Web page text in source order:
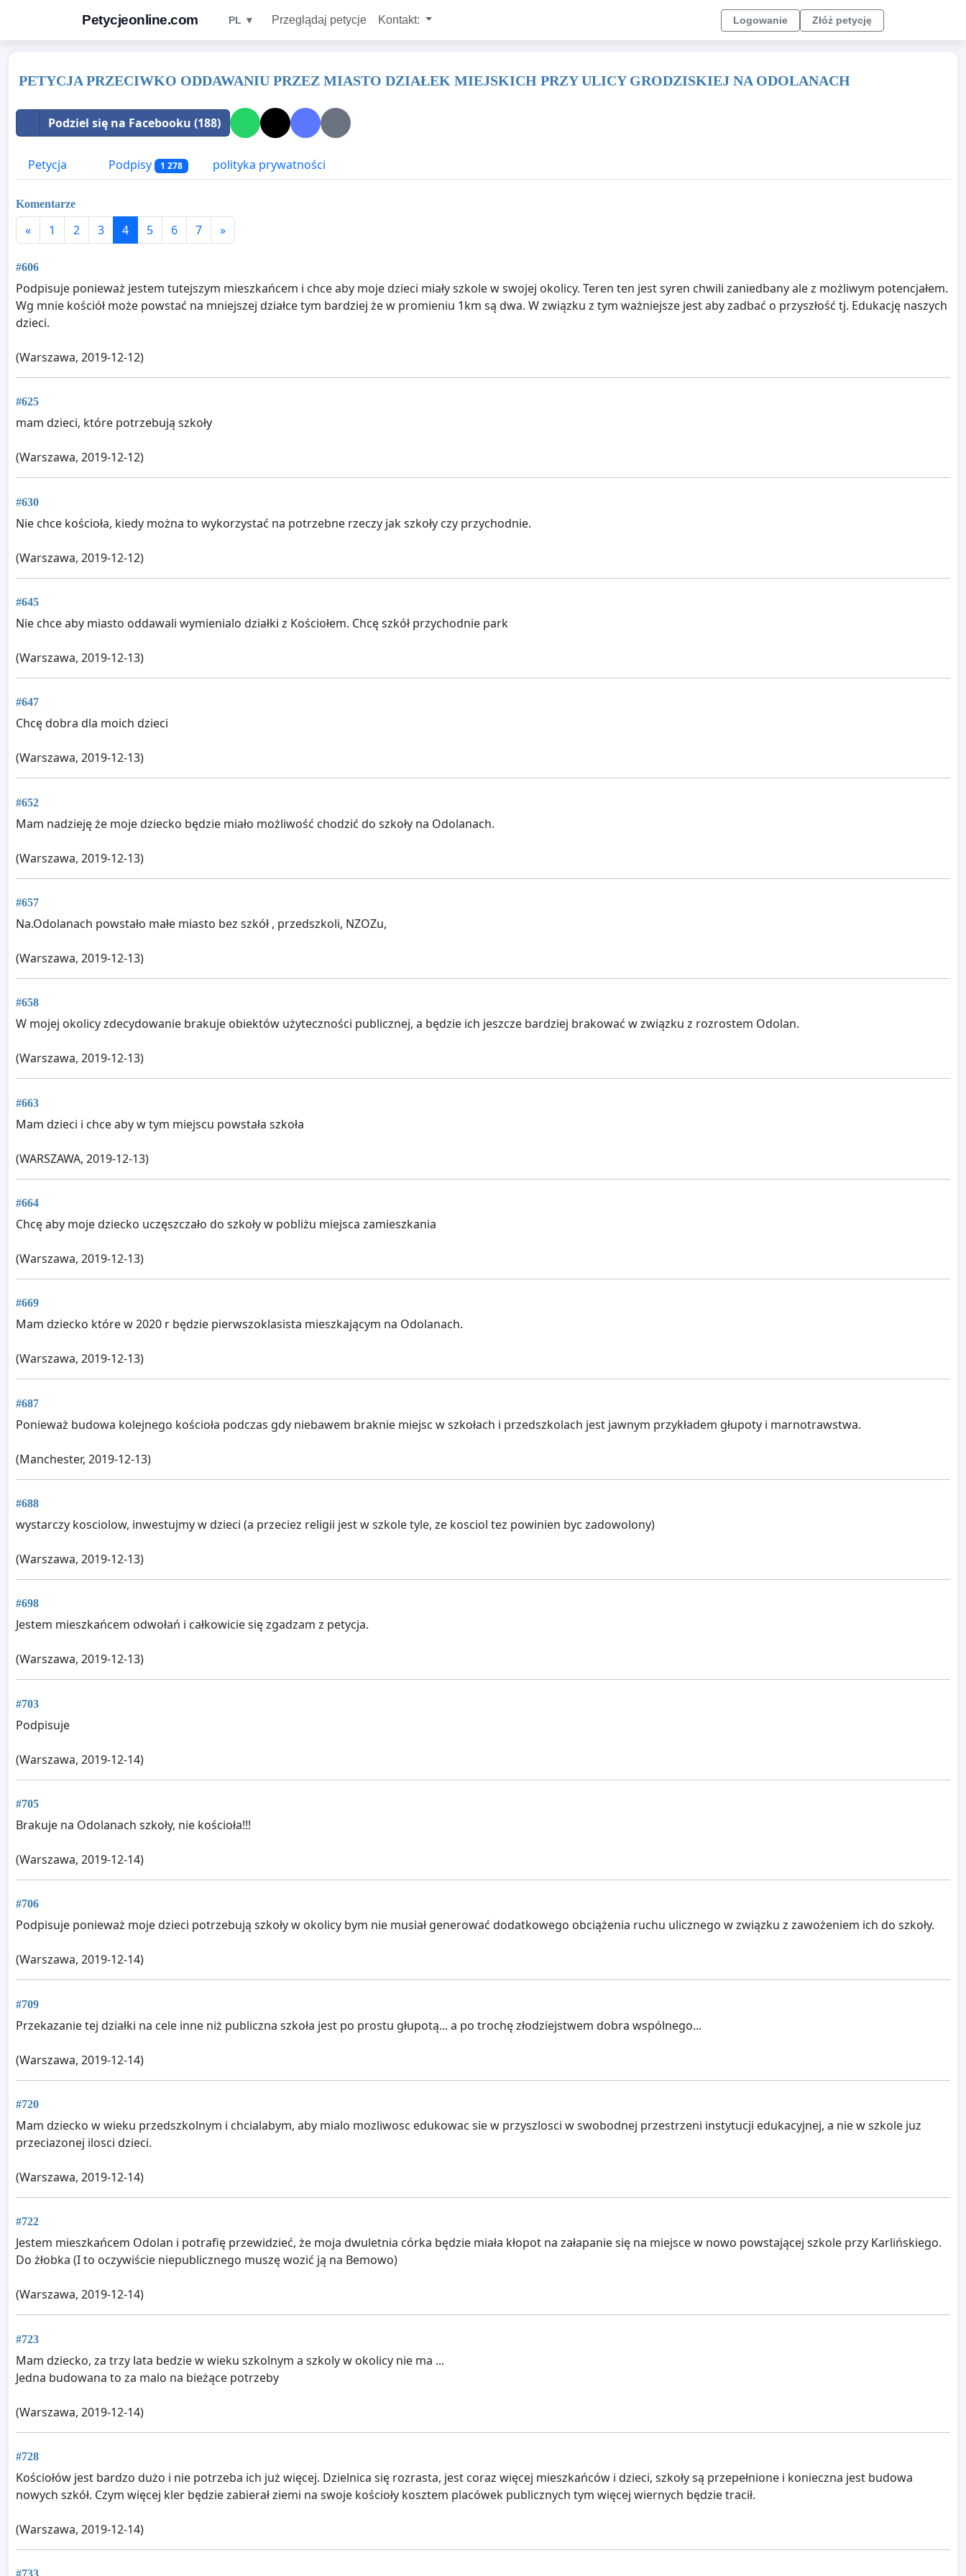
Petycjeonline.com PL ▼ Przeglądaj petycje Kontakt: Logowanie Złóż petycję
PETYCJA PRZECIWKO ODDAWANIU PRZEZ MIASTO DZIAŁEK MIEJSKICH PRZY ULICY GRODZISKIEJ NA ODOLANACH
Podziel się na Facebooku (188)
Petycja Podpisy 1 278 polityka prywatności
Komentarze
« 1 2 3 4 5 6 7 »
#606
Podpisuje ponieważ jestem tutejszym mieszkańcem i chce aby moje dzieci miały szkole w swojej okolicy. Teren ten jest syren chwili zaniedbany ale z możliwym potencjałem.
Wg mnie kościół może powstać na mniejszej działce tym bardziej że w promieniu 1km są dwa. W związku z tym ważniejsze jest aby zadbać o przyszłość tj. Edukację naszych
dzieci.
(Warszawa, 2019-12-12)
#625
mam dzieci, które potrzebują szkoły
(Warszawa, 2019-12-12)
#630
Nie chce kościoła, kiedy można to wykorzystać na potrzebne rzeczy jak szkoły czy przychodnie.
(Warszawa, 2019-12-12)
#645
Nie chce aby miasto oddawali wymienialo działki z Kościołem. Chcę szkół przychodnie park
(Warszawa, 2019-12-13)
#647
Chcę dobra dla moich dzieci
(Warszawa, 2019-12-13)
#652
Mam nadzieję że moje dziecko będzie miało możliwość chodzić do szkoły na Odolanach.
(Warszawa, 2019-12-13)
#657
Na.Odolanach powstało małe miasto bez szkół , przedszkoli, NZOZu,
(Warszawa, 2019-12-13)
#658
W mojej okolicy zdecydowanie brakuje obiektów użyteczności publicznej, a będzie ich jeszcze bardziej brakować w związku z rozrostem Odolan.
(Warszawa, 2019-12-13)
#663
Mam dzieci i chce aby w tym miejscu powstała szkoła
(WARSZAWA, 2019-12-13)
#664
Chcę aby moje dziecko uczęszczało do szkoły w pobliżu miejsca zamieszkania
(Warszawa, 2019-12-13)
#669
Mam dziecko które w 2020 r będzie pierwszoklasista mieszkającym na Odolanach.
(Warszawa, 2019-12-13)
#687
Ponieważ budowa kolejnego kościoła podczas gdy niebawem braknie miejsc w szkołach i przedszkolach jest jawnym przykładem głupoty i marnotrawstwa.
(Manchester, 2019-12-13)
#688
wystarczy kosciolow, inwestujmy w dzieci (a przeciez religii jest w szkole tyle, ze kosciol tez powinien byc zadowolony)
(Warszawa, 2019-12-13)
#698
Jestem mieszkańcem odwołań i całkowicie się zgadzam z petycja.
(Warszawa, 2019-12-13)
#703
Podpisuje
(Warszawa, 2019-12-14)
#705
Brakuje na Odolanach szkoły, nie kościoła!!!
(Warszawa, 2019-12-14)
#706
Podpisuje ponieważ moje dzieci potrzebują szkoły w okolicy bym nie musiał generować dodatkowego obciążenia ruchu ulicznego w związku z zawożeniem ich do szkoły.
(Warszawa, 2019-12-14)
#709
Przekazanie tej działki na cele inne niż publiczna szkoła jest po prostu głupotą... a po trochę złodziejstwem dobra wspólnego...
(Warszawa, 2019-12-14)
#720
Mam dziecko w wieku przedszkolnym i chcialabym, aby mialo mozliwosc edukowac sie w przyszlosci w swobodnej przestrzeni instytucji edukacyjnej, a nie w szkole juz
przeciazonej ilosci dzieci.
(Warszawa, 2019-12-14)
#722
Jestem mieszkańcem Odolan i potrafię przewidzieć, że moja dwuletnia córka będzie miała kłopot na załapanie się na miejsce w nowo powstającej szkole przy Karlińskiego.
Do żłobka (I to oczywiście niepublicznego muszę wozić ją na Bemowo)
(Warszawa, 2019-12-14)
#723
Mam dziecko, za trzy lata bedzie w wieku szkolnym a szkoly w okolicy nie ma ...
Jedna budowana to za malo na bieżące potrzeby
(Warszawa, 2019-12-14)
#728
Kościołów jest bardzo dużo i nie potrzeba ich już więcej. Dzielnica się rozrasta, jest coraz więcej mieszkańców i dzieci, szkoły są przepełnione i konieczna jest budowa
nowych szkół. Czym więcej kler będzie zabierał ziemi na swoje kościoły kosztem placówek publicznych tym więcej wiernych będzie tracił.
(Warszawa, 2019-12-14)